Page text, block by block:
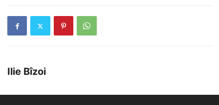
Ilie Bîzoi